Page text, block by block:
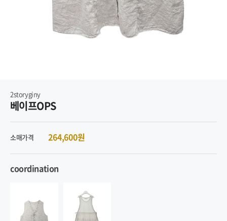
2storyginy
베이프OPS
소매가격 264,600원
coordination